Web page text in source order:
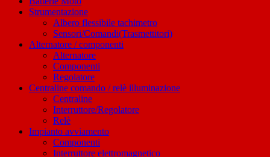
Strumentazione
Albero flessibile tachimetro
Sensori/Comandi(Trasmettitori)
Alternatore / componenti
Alternatore
Componenti
Regolatore
Centraline comando / relè illuminazione
Centraline
Interruttore/Regolatore
Relè
Impianto avviamento
Componenti
Interruttore elettromagnetico